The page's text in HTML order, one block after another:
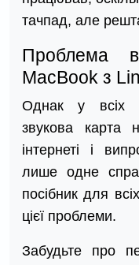
тачпад, але
Проблема
MacBook з
Однак у всіх
звукова
інтернеті і
лише одне
посібник для
цієї проблеми.
Забудьте про